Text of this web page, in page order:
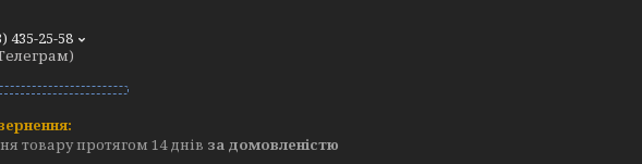
435-25-58
товару протягом 14 днів за домовленістю